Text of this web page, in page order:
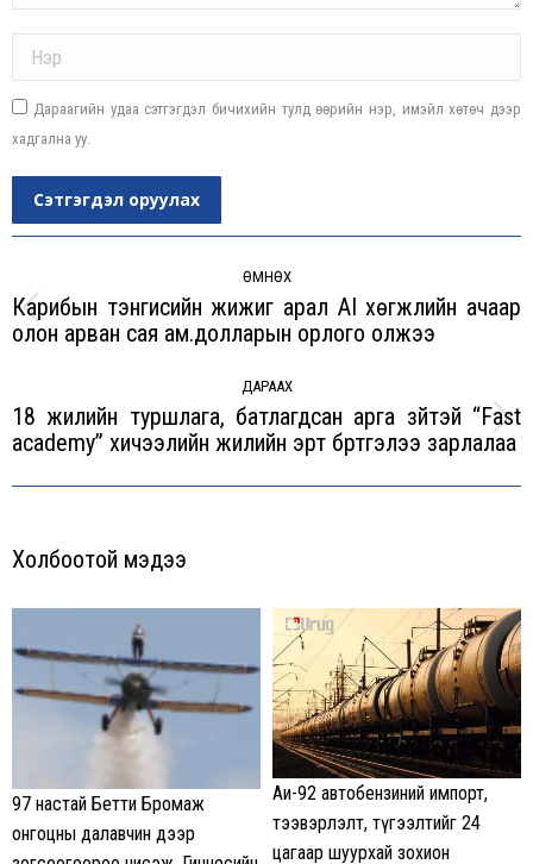
Дараагийн удаа сэтгэгдэл бичихийн тулд өөрийн нэр, имэйл хөтөч дээр
хадгална уу.
Сэтгэгдэл оруулах
ӨМНӨХ
Previous
Карибын тэнгисийн жижиг арал AI хөгжлийн ачаар
олон арван сая ам.долларын орлого олжээ
ДАРААХ
Next
18 жилийн туршлага, батлагдсан арга зүйтэй “Fast
academy” хичээлийн жилийн эрт бүртгэлээ зарлалаа
Холбоотой мэдээ
97 настай Бетти Бромаж
онгоцны далавчин дээр
Аи-92 автобензиний импорт,
тээвэрлэлт, түгээлтийг 24
цагаар шуурхай зохион